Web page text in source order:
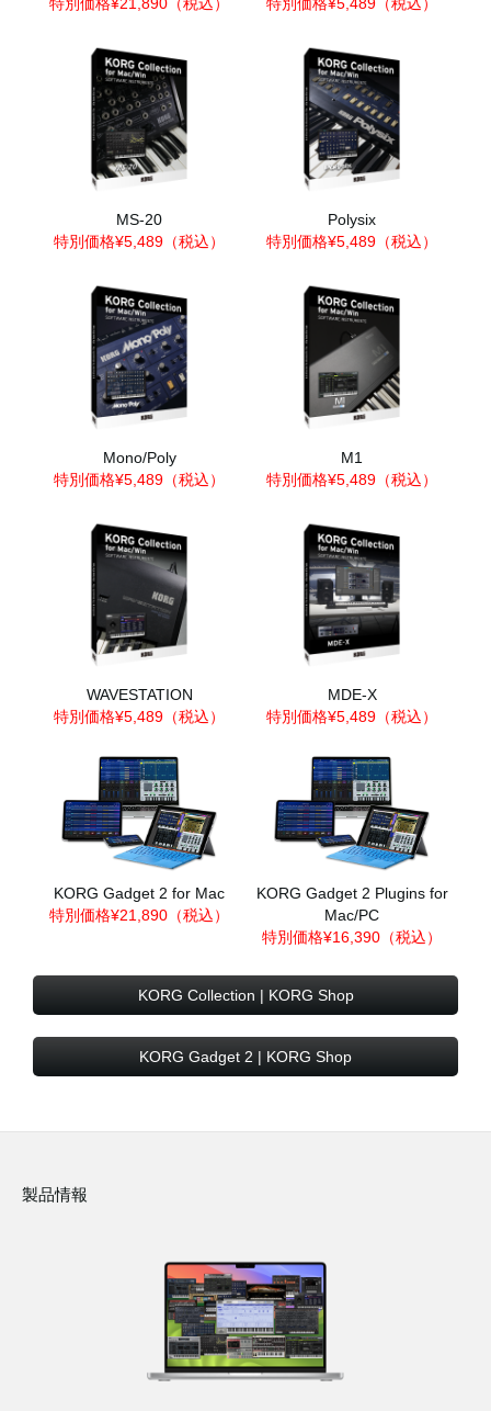
特別価格¥21,890（税込） 特別価格¥5,489（税込）
MS-20
特別価格¥5,489（税込）
Polysix
特別価格¥5,489（税込）
Mono/Poly
特別価格¥5,489（税込）
M1
特別価格¥5,489（税込）
WAVESTATION
特別価格¥5,489（税込）
MDE-X
特別価格¥5,489（税込）
KORG Gadget 2 for Mac
特別価格¥21,890（税込）
KORG Gadget 2 Plugins for
Mac/PC
特別価格¥16,390（税込）
KORG Collection | KORG Shop
KORG Gadget 2 | KORG Shop
製品情報